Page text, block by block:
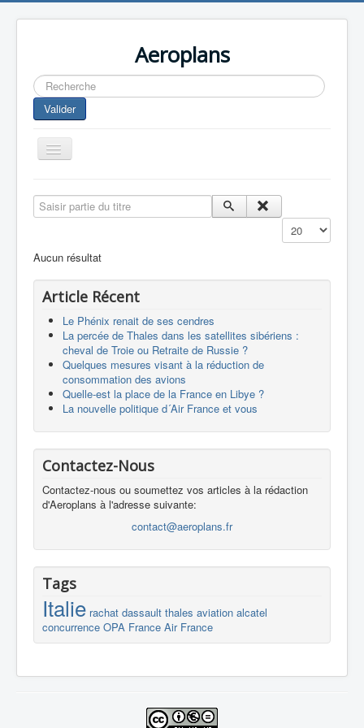
Aeroplans
Rechercher
Valider
Toggle
Navigation
Aviation Commerciale
Europespace
Drones
Saisir partie du titre
Affichage #
Aucun résultat
Article Récent
Le Phénix renait de ses cendres
La percée de Thales dans les satellites sibériens :
cheval de Troie ou Retraite de Russie ?
Quelques mesures visant à la réduction de
consommation des avions
Quelle-est la place de la France en Libye ?
La nouvelle politique d´Air France et vous
Contactez-Nous
Contactez-nous ou soumettez vos articles à la rédaction
d'Aeroplans à l'adresse suivante:
contact@aeroplans.fr
Tags
Italie rachat dassault thales aviation alcatel
concurrence OPA France Air France